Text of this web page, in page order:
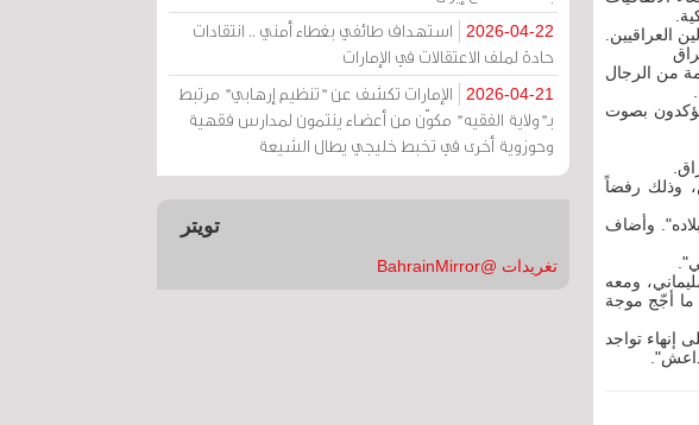
العراقيين.
من الرجال
بصوت
وذلك رفضاً
وأضاف
ومعه
لاستشهادهما، ما أجّج موجة
على إنهاء تواجد
2026-04-22
استهداف طائفي بغطاء أمني .. انتقادات
حادة لملف الاعتقالات في الإمارات
2026-04-21
الإمارات تكشف عن "تنظيم إرهابي" مرتبط
بـ"ولاية الفقيه" مكوّن من أعضاء ينتمون لمدارس فقهية
وحوزوية أخرى في تخبط خليجي يطال الشيعة
تويتر
تغريدات @BahrainMirror